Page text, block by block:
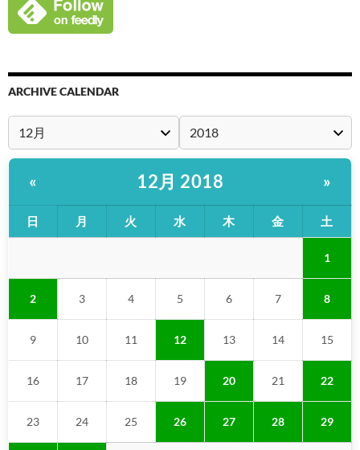
ARCHIVE CALENDAR
« 12月 2018 »
日 月 火 水 木 金 土
1
2 3 4 5 6 7 8
9 10 11 12 13 14 15
16 17 18 19 20 21 22
23 24 25 26 27 28 29